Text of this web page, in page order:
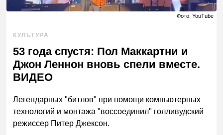
Фото: YouTube
КУЛЬТУРА
53 года спустя: Пол Маккартни и
Джон Леннон вновь спели вместе.
ВИДЕО
Легендарных "битлов" при помощи компьютерных
технологий и монтажа "воссоединил" голливудский
режиссер Питер Джексон.